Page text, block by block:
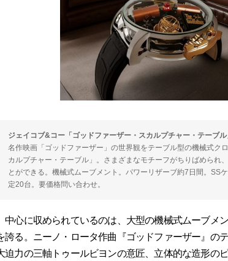
ジェイコブ&コー「ゴッドファーザー・スカルプチャー・テーブル
名作映画「ゴッドファーザー」の世界観をテーブル型の機械式ク
カルプチャー・テーブル」。さまざまなモチーフがちりばめられ
とができる。機械式ムーブメント。パワーリザーブ約7日間。SS
定20台。要価格問い合わせ。
中心に収められているのは、大型の機械式ムーブメ
誇る。ニーノ・ロータ作曲『ゴッドファーザー』の
迫力の三軸トゥールビヨンの意匠、立体的な造形の